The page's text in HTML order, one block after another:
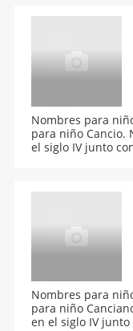
Nombres para
para niño Cancio.
el siglo IV junto
Nombres para
para niño
en el siglo IV